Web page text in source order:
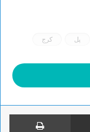
پل کرج
اشتراک گذاری از طریق ایمیل